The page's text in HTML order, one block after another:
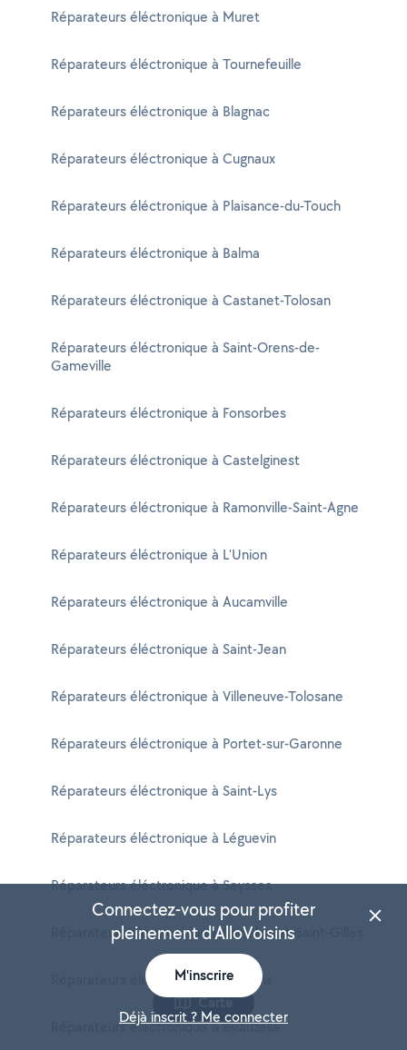
Réparateurs éléctronique à Muret
Réparateurs éléctronique à Tournefeuille
Réparateurs éléctronique à Blagnac
Réparateurs éléctronique à Cugnaux
Réparateurs éléctronique à Plaisance-du-Touch
Réparateurs éléctronique à Balma
Réparateurs éléctronique à Castanet-Tolosan
Réparateurs éléctronique à Saint-Orens-de-
Gameville
Réparateurs éléctronique à Fonsorbes
Réparateurs éléctronique à Castelginest
Réparateurs éléctronique à Ramonville-Saint-Agne
Réparateurs éléctronique à L'Union
Réparateurs éléctronique à Aucamville
Réparateurs éléctronique à Saint-Jean
Réparateurs éléctronique à Villeneuve-Tolosane
Réparateurs éléctronique à Portet-sur-Garonne
Réparateurs éléctronique à Saint-Lys
Réparateurs éléctronique à Léguevin
Réparateurs éléctronique à Seysses
Réparateurs éléctronique à La Salvetat-Saint-Gilles
Réparateurs éléctronique à Frouzins
Réparateurs éléctronique à Beauzelle
Carte
Connectez-vous pour profiter
pleinement d'AlloVoisins
M'inscrire
Déjà inscrit ? Me connecter